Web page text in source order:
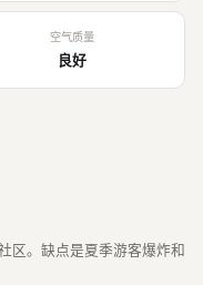
空气质量
良好
区。缺点是夏季游客爆炸和